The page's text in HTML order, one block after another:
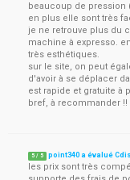
beaucoup de pression
en plus elle sont très
je ne retrouve plus du
machine à expresso.
très esthétiques.
sur le site, on peut
d'avoir à se déplacer
est rapide et gratuite à
bref, à recommander !!
5 / 5 point340 a évalué
les prix sont très